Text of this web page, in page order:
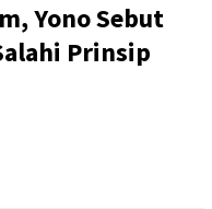
Yono Sebut
Prinsip